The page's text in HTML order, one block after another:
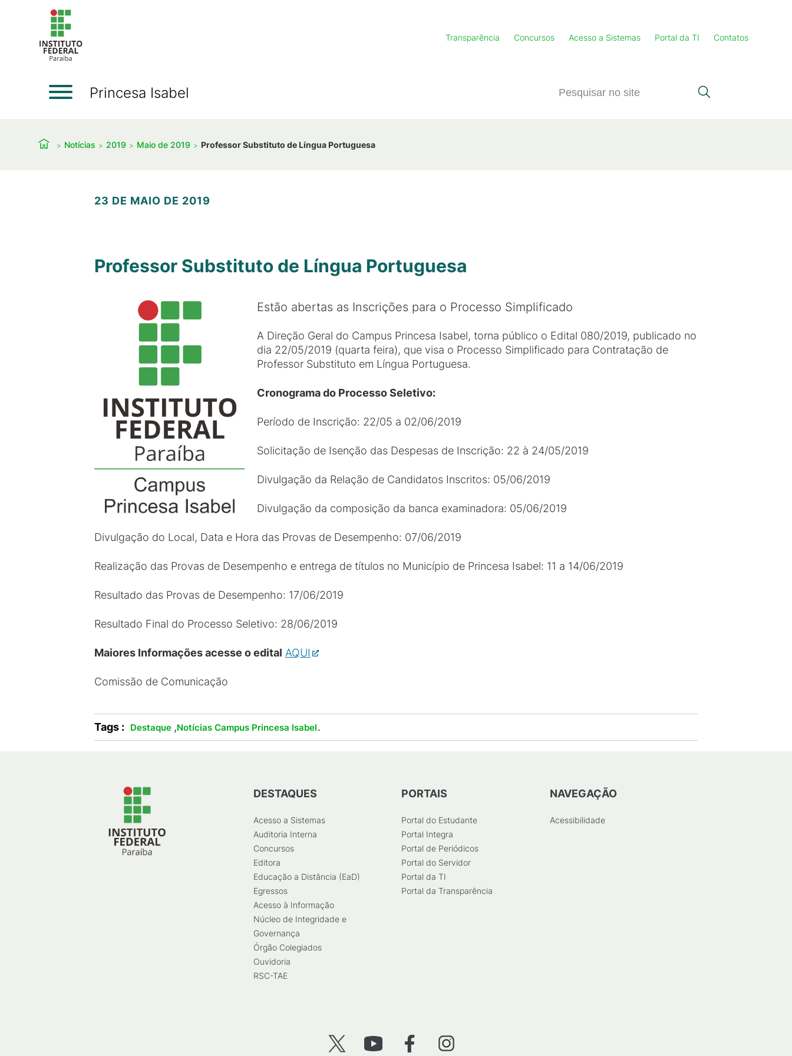
Transparência Concursos Acesso a Sistemas Portal da TI Contatos
Princesa Isabel
Notícias 2019 Maio de 2019 Professor Substituto de Língua Portuguesa
23 DE MAIO DE 2019
Professor Substituto de Língua Portuguesa
Estão abertas as Inscrições para o Processo Simplificado
A Direção Geral do Campus Princesa Isabel, torna público o Edital 080/2019, publicado no
dia 22/05/2019 (quarta feira), que visa o Processo Simplificado para Contratação de
Professor Substituto em Língua Portuguesa.
Cronograma do Processo Seletivo:
Período de Inscrição: 22/05 a 02/06/2019
Solicitação de Isenção das Despesas de Inscrição: 22 à 24/05/2019
Divulgação da Relação de Candidatos Inscritos: 05/06/2019
Divulgação da composição da banca examinadora: 05/06/2019
Divulgação do Local, Data e Hora das Provas de Desempenho: 07/06/2019
Realização das Provas de Desempenho e entrega de títulos no Município de Princesa Isabel: 11 a 14/06/2019
Resultado das Provas de Desempenho: 17/06/2019
Resultado Final do Processo Seletivo: 28/06/2019
Maiores Informações acesse o edital AQUI
Comissão de Comunicação
Tags : Destaque ,Notícias Campus Princesa Isabel.
DESTAQUES
Acesso a Sistemas
Auditoria Interna
Concursos
Editora
Educação a Distância (EaD)
Egressos
Acesso à Informação
Núcleo de Integridade e
Governança
Órgão Colegiados
Ouvidoria
RSC-TAE
PORTAIS
Portal do Estudante
Portal Integra
Portal de Periódicos
Portal do Servidor
Portal da TI
Portal da Transparência
NAVEGAÇÃO
Acessibilidade